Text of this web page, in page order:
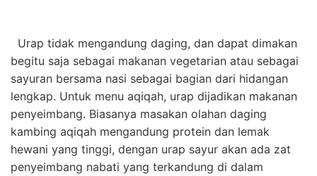
Urap tidak mengandung daging, dan dapat dimakan
begitu saja sebagai makanan vegetarian atau sebagai
sayuran bersama nasi sebagai bagian dari hidangan
lengkap. Untuk menu aqiqah, urap dijadikan makanan
penyeimbang. Biasanya masakan olahan daging
kambing aqiqah mengandung protein dan lemak
hewani yang tinggi, dengan urap sayur akan ada zat
penyeimbang nabati yang terkandung di dalam